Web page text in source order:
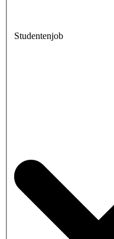
Studentenjob